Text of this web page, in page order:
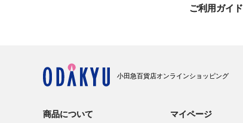
ご利用ガイド
小田急百貨店オンラインショッピング
商品について マイページ